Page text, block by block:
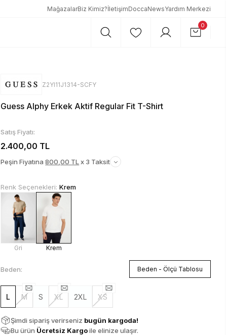
MağazalarBiz Kimiz?İletişimDoccaNewsYardım Merkezi
0
Z2YI11J1314-SCFY
Guess Alphy Erkek Aktif Regular Fit T-Shirt
Satış Fiyatı:
2.400,00 TL
Peşin Fiyatına800,00 TL x 3 Taksit
Renk Seçenekleri:Krem
Gri Krem
Beden: Beden - Ölçü Tablosu
L M S XL 2XL XS
Şimdi sipariş verirseniz bugün kargoda!
Bu ürün Ücretsiz Kargoile elinize ulaşır.